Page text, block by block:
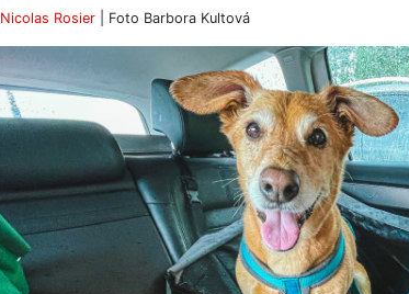
Nicolas Rosier | Foto Barbora Kultová